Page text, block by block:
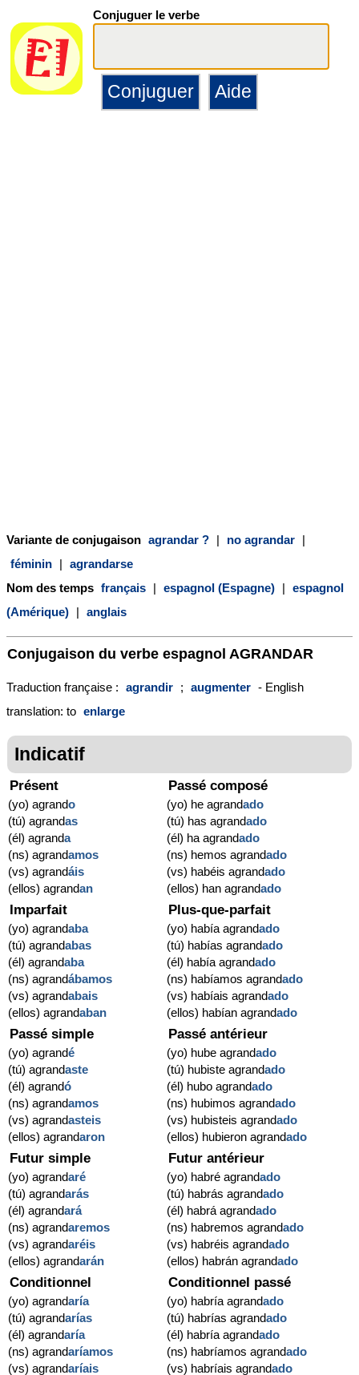
Conjuguer le verbe
Variante de conjugaison agrandar ? | no agrandar |
féminin | agrandarse
Nom des temps français | espagnol (Espagne) | espagnol
(Amérique) | anglais
Conjugaison du verbe espagnol AGRANDAR
Traduction française : agrandir ; augmenter - English
translation: to enlarge
Indicatif
Présent
(yo) agrando
(tú) agrandas
(él) agranda
(ns) agrandamos
(vs) agrandáis
(ellos) agrandan
Passé composé
(yo) he agrandado
(tú) has agrandado
(él) ha agrandado
(ns) hemos agrandado
(vs) habéis agrandado
(ellos) han agrandado
Imparfait
(yo) agrandaba
(tú) agrandabas
(él) agrandaba
(ns) agrandábamos
(vs) agrandabais
(ellos) agrandaban
Plus-que-parfait
(yo) había agrandado
(tú) habías agrandado
(él) había agrandado
(ns) habíamos agrandado
(vs) habíais agrandado
(ellos) habían agrandado
Passé simple
(yo) agrandé
(tú) agrandaste
(él) agrandó
(ns) agrandamos
(vs) agrandasteis
(ellos) agrandaron
Passé antérieur
(yo) hube agrandado
(tú) hubiste agrandado
(él) hubo agrandado
(ns) hubimos agrandado
(vs) hubisteis agrandado
(ellos) hubieron agrandado
Futur simple
(yo) agrandaré
(tú) agrandarás
(él) agrandará
(ns) agrandaremos
(vs) agrandaréis
(ellos) agrandarán
Futur antérieur
(yo) habré agrandado
(tú) habrás agrandado
(él) habrá agrandado
(ns) habremos agrandado
(vs) habréis agrandado
(ellos) habrán agrandado
Conditionnel
(yo) agrandaría
(tú) agrandarías
(él) agrandaría
(ns) agrandaríamos
(vs) agrandaríais
Conditionnel passé
(yo) habría agrandado
(tú) habrías agrandado
(él) habría agrandado
(ns) habríamos agrandado
(vs) habríais agrandado